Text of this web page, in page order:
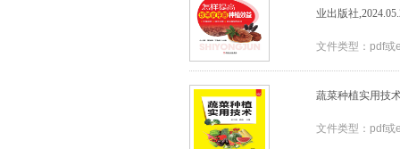
业出版社
文件类型：pdf
蔬菜种植实用技
文件类型：pdf